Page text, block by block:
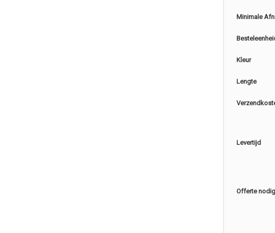
Minimale
Kleur
Lengte
Levertijd
Offerte nodig